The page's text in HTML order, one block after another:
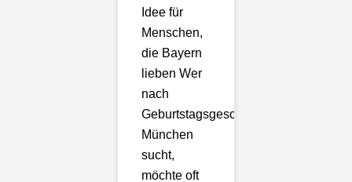
Idee für
Menschen,
die Bayern
lieben Wer
nach
Geburtstagsgeschenk
München
sucht,
möchte oft